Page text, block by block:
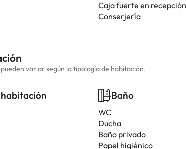
Caja fuerte en recepción
Conserjería
variar según la tipología de habitación.
Baño
WC
Ducha
Baño privado
Papel higiénico